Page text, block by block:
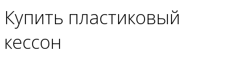
Купить пластиковый
кессон